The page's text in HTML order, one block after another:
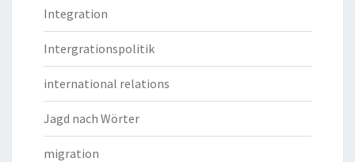
Integration
Intergrationspolitik
international relations
Jagd nach Wörter
migration